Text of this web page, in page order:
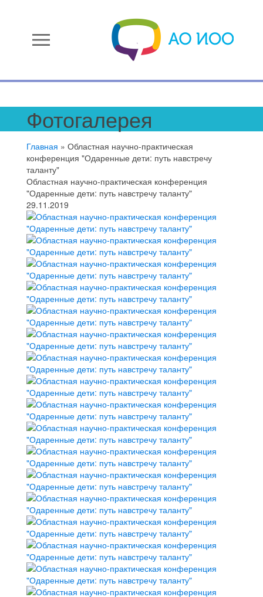
menu
Фотогалерея
Главная » Областная научно-практическая
конференция "Одаренные дети: путь навстречу
таланту"
Областная научно-практическая конференция
"Одаренные дети: путь навстречу таланту"
29.11.2019